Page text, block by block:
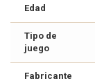
Edad
Tipo de
juego
Fabricante